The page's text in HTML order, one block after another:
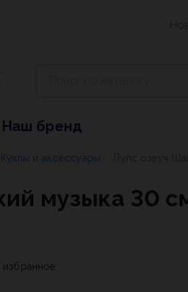
Наш бренд
Куклы и аксессуары
музыка 30
избранное